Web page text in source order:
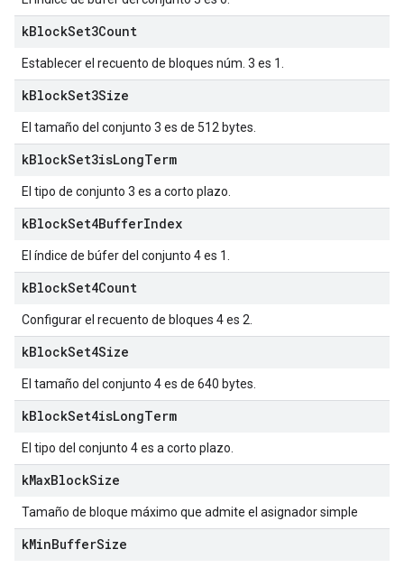
kBlockSet3Count
Establecer el recuento de bloques núm. 3 es 1.
kBlockSet3Size
El tamaño del conjunto 3 es de 512 bytes.
kBlockSet3isLongTerm
El tipo de conjunto 3 es a corto plazo.
kBlockSet4BufferIndex
El índice de búfer del conjunto 4 es 1.
kBlockSet4Count
Configurar el recuento de bloques 4 es 2.
kBlockSet4Size
El tamaño del conjunto 4 es de 640 bytes.
kBlockSet4isLongTerm
El tipo del conjunto 4 es a corto plazo.
kMaxBlockSize
Tamaño de bloque máximo que admite el asignador simple
kMinBufferSize